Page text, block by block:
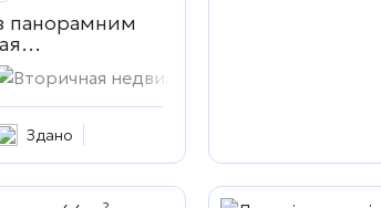
панорамним
Вторичная недвижимость
Здано